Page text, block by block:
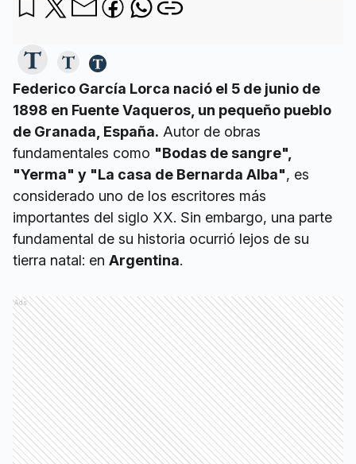
Federico García Lorca nació el 5 de junio de
1898 en Fuente Vaqueros, un pequeño pueblo
de Granada, España. Autor de obras
fundamentales como "Bodas de sangre",
"Yerma" y "La casa de Bernarda Alba", es
considerado uno de los escritores más
importantes del siglo XX. Sin embargo, una parte
fundamental de su historia ocurrió lejos de su
tierra natal: en Argentina.
Ads